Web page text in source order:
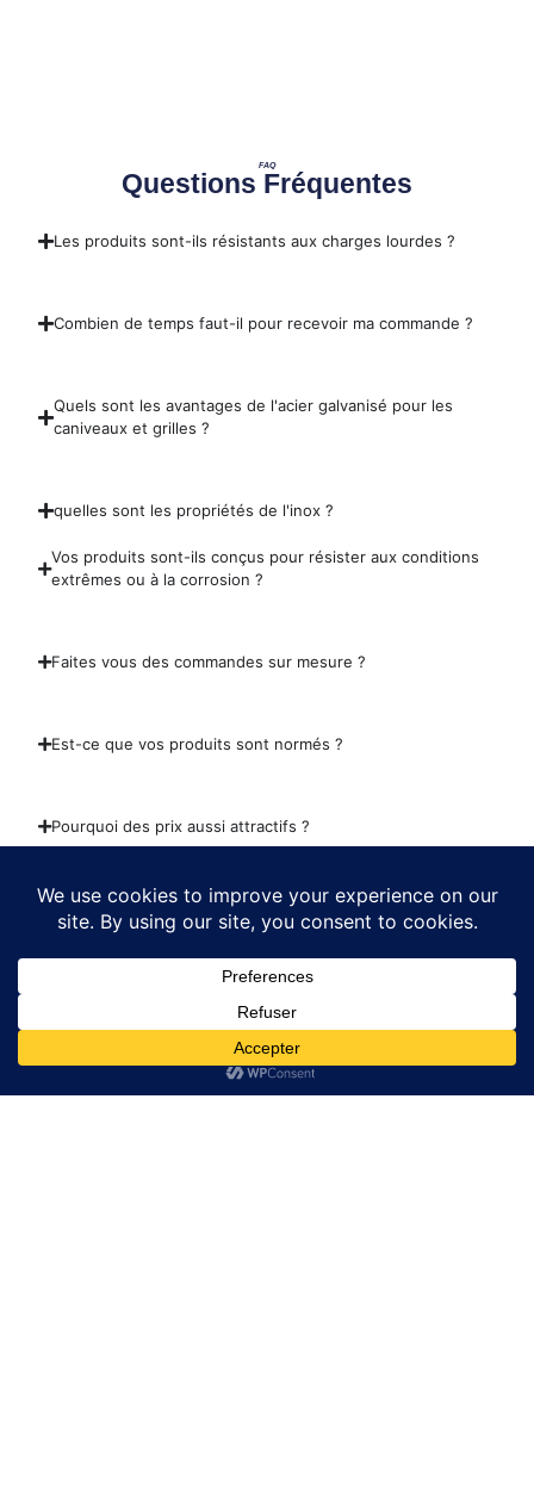
FAQ
Questions Fréquentes
Les produits sont-ils résistants aux charges lourdes ?
Combien de temps faut-il pour recevoir ma commande ?
Quels sont les avantages de l'acier galvanisé pour les
caniveaux et grilles ?
quelles sont les propriétés de l'inox ?
Vos produits sont-ils conçus pour résister aux conditions
extrêmes ou à la corrosion ?
Faites vous des commandes sur mesure ?
Est-ce que vos produits sont normés ?
Pourquoi des prix aussi attractifs ?
Liens Utiles Liens Utiles
Politique de confidentialité
Conditions générales de
Vente
Contact
Contact